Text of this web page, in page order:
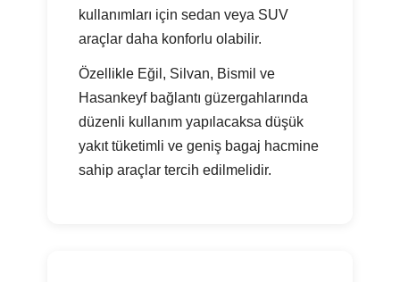
kullanımları için sedan veya SUV
araçlar daha konforlu olabilir.
Özellikle Eğil, Silvan, Bismil ve
Hasankeyf bağlantı güzergahlarında
düzenli kullanım yapılacaksa düşük
yakıt tüketimli ve geniş bagaj hacmine
sahip araçlar tercih edilmelidir.